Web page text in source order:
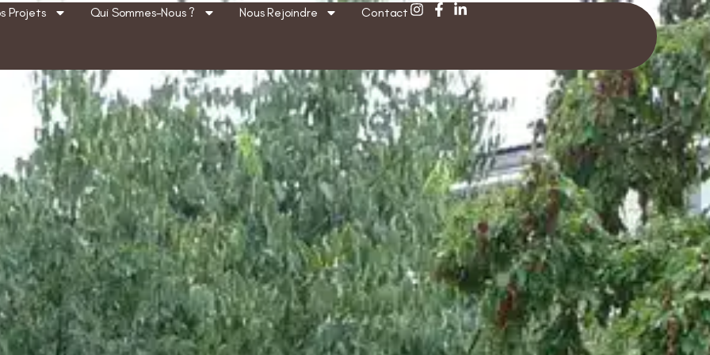
Projets Qui Sommes-Nous ? Nous Rejoindre Contact